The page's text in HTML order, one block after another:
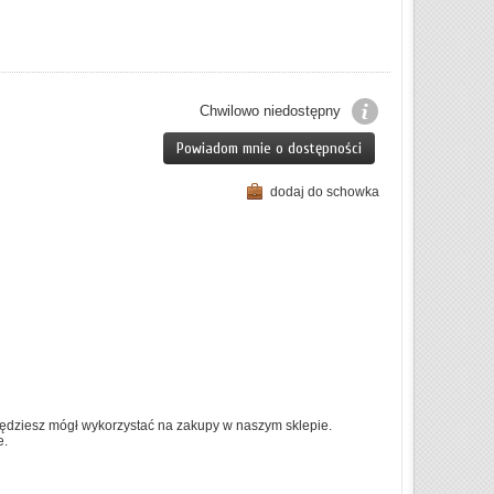
Chwilowo niedostępny
Powiadom mnie o dostępności
dodaj do schowka
mógł wykorzystać na zakupy w naszym sklepie.